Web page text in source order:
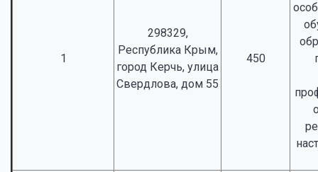
1
298329,
Республика Крым,
город Керчь, улица
Свердлова, дом 55
450